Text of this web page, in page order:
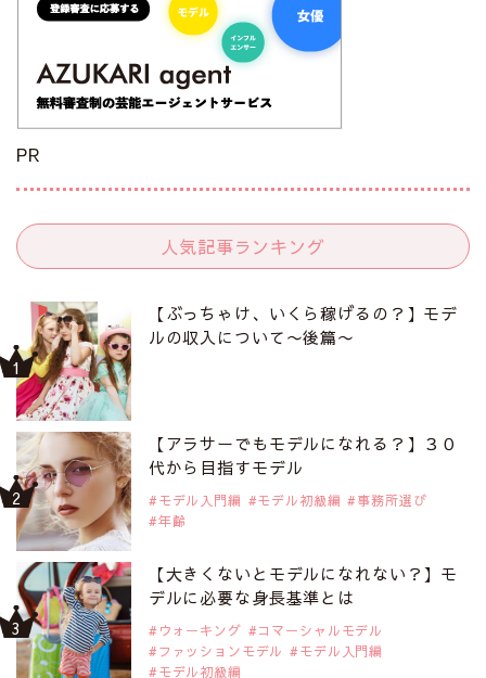
PR
人気記事ランキング
【ぶっちゃけ、いくら稼げるの？】モデ
ルの収入について〜後篇〜
【アラサーでもモデルになれる？】３０
代から目指すモデル
モデル入門編 モデル初級編
事務所選び
年齢
【大きくないとモデルになれない？】モ
デルに必要な身長基準とは
ウォーキング
コマーシャルモデル
ファッションモデル
モデル入門編
モデル初級編